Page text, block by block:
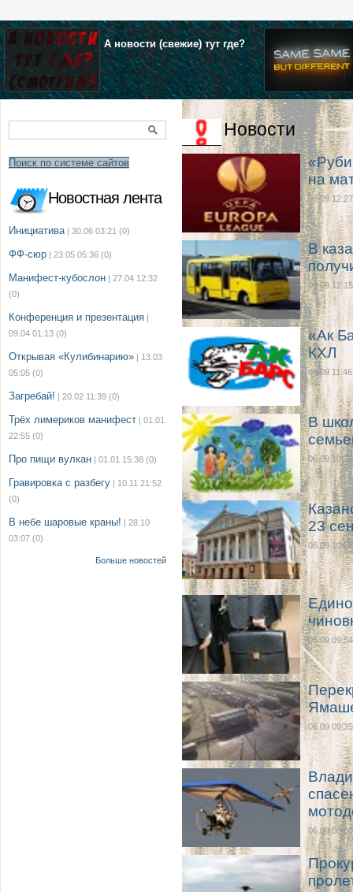
А новости (свежие) тут где?
Поиск по системе сайтов
Новостная лента
Инициатива | 30.06 03:21 (0)
ФФ-сюр | 23.05 05:36 (0)
Манифест-кубослон | 27.04 12:32
(0)
Конференция и презентация |
09.04 01:13 (0)
Открывая «Кулибинарию» | 13.03
05:05 (0)
Загребай! | 20.02 11:39 (0)
Трёх лимериков манифест | 01.01
22:55 (0)
Про пищи вулкан | 01.01 15:38 (0)
Гравировка с разбегу | 10.11 21:52
(0)
В небе шаровые краны! | 28.10
03:07 (0)
Больше новостей
Новости
на
06.09 12:27
В
06.09 12:15
«Ак
КХЛ
06.09 11:46
В
06.09 10:29
23
06.09 10:22
06.09 09:54
06.09 09:35
06.09 08:00